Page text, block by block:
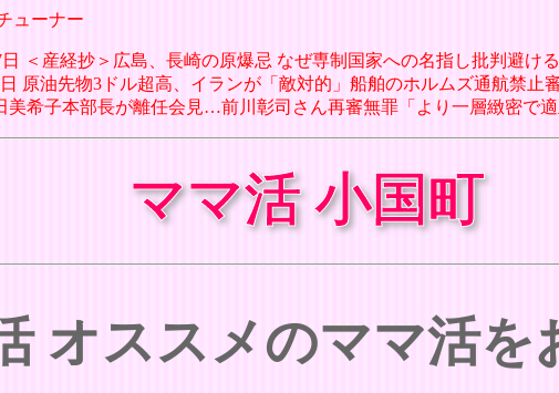
ューナー
日 ＜産経抄＞広島、長崎の原爆忌 なぜ専制国家への名指し批判避け
日 原油先物3ドル超高、イランが「敵対的」船舶のホルムズ通航禁止
美希子本部長が離任会見…前川彰司さん再審無罪「より一層緻密で
ママ活 小国町
オススメのママ活を